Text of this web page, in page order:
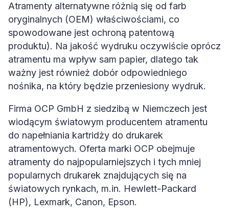
Atramenty alternatywne różnią się od farb
oryginalnych (OEM) właściwościami, co
spowodowane jest ochroną patentową
produktu). Na jakość wydruku oczywiście oprócz
atramentu ma wpływ sam papier, dlatego tak
ważny jest również dobór odpowiedniego
nośnika, na który będzie przeniesiony wydruk.
Firma OCP GmbH z siedzibą w Niemczech jest
wiodącym światowym producentem atramentu
do napełniania kartridży do drukarek
atramentowych. Oferta marki OCP obejmuje
atramenty do najpopularniejszych i tych mniej
popularnych drukarek znajdujących się na
światowych rynkach, m.in. Hewlett-Packard
(HP), Lexmark, Canon, Epson.